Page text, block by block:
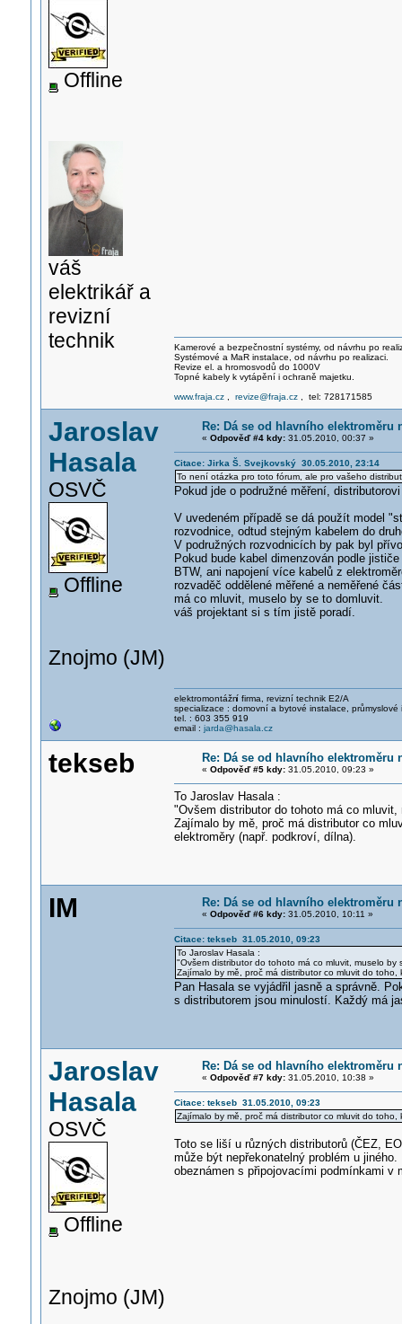
Offline
váš
elektrikář a
revizní
technik
Kamerové a bezpečnostní systémy, od návrhu po
Systémové a MaR instalace, od návrhu po realizaci.
Revize el. a hromosvodů do 1000V
Topné kabely k vytápění i ochraně majetku.
www.fraja.cz, revize@fraja.cz, tel: 728171585
Jaroslav
Hasala
OSVČ
Offline
Znojmo (JM)
Re: Dá se od hlavního
« Odpověď #4 kdy:31.05.2010, 00:37 »
Citace: Jirka Š. Svejkovský 30.05.2010, 23:14
To není otázka pro toto fórum, ale pro vašeho
Pokud jde o podružné měření,
V uvedeném případě se dá použít model
rozvodnice, odtud stejným kabelem do
V podružných rozvodnicích by pak byl
Pokud bude kabel dimenzován podle
BTW, ani napojení více kabelů z
rozvaděč oddělené měřené a neměřené
má co mluvit, muselo by se to domluvit.
váš projektant si s tím jistě poradí.
elektromontážní firma, revizní technik E2/A
specializace : domovní a bytové instalace, průmyslové
tel. : 603 355 919
email : jarda@hasala.cz
tekseb Re: Dá se od hlavního
« Odpověď #5 kdy:31.05.2010, 09:23 »
To Jaroslav Hasala :
"Ovšem distributor do tohoto má co
Zajímalo by mě, proč má distributor co
elektroměry (např. podkroví, dílna).
IM Re: Dá se od hlavního
« Odpověď #6 kdy:31.05.2010, 10:11 »
Citace: tekseb 31.05.2010, 09:23
To Jaroslav Hasala :
"Ovšem distributor do tohoto má co mluvit, muselo by
Zajímalo by mě, proč má distributor co mluvit do
Pan Hasala se vyjádřil jasně a správně.
s distributorem jsou minulostí. Každý má
Jaroslav
Hasala
OSVČ
Offline
Znojmo (JM)
Re: Dá se od hlavního
« Odpověď #7 kdy:31.05.2010, 10:38 »
Citace: tekseb 31.05.2010, 09:23
Zajímalo by mě, proč má distributor co mluvit do
Toto se liší u různých distributorů (ČEZ,
může být nepřekonatelný problém u
obeznámen s připojovacími podmínkami v